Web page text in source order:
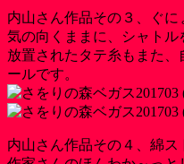
内山さん作品その３、ぐに
気の向くままに、シャトル
放置されたタテ糸もまた、
ールです。
内山さん作品その４、綿ス